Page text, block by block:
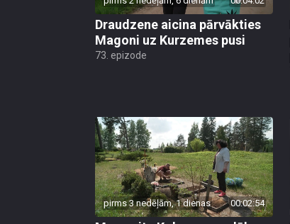
Draudzene aicina pārvākties
Magoni uz Kurzemes pusi
73. epizode
pirms 3 nedēļām, 1 dienas 00:02:54